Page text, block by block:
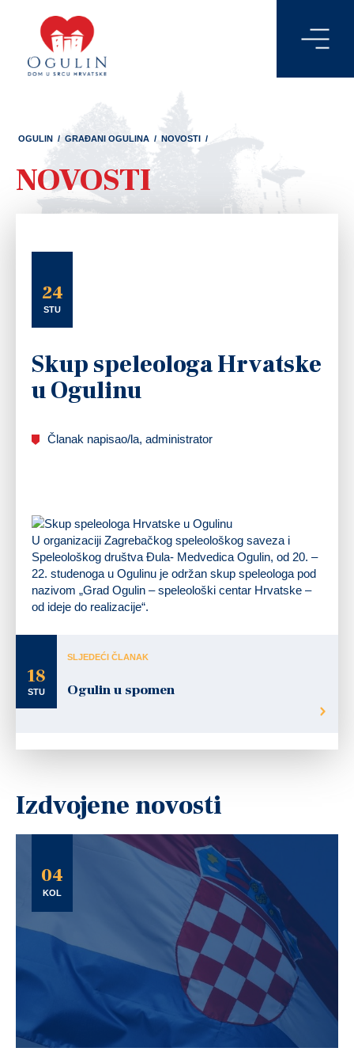
OGULIN / GRAĐANI OGULINA / NOVOSTI /
NOVOSTI
24
STU
Skup speleologa Hrvatske
u Ogulinu
Članak napisao/la, administrator
U organizaciji Zagrebačkog speleološkog saveza i
Speleološkog društva Đula- Medvedica Ogulin, od 20. –
22. studenoga u Ogulinu je održan skup speleologa pod
nazivom „Grad Ogulin – speleološki centar Hrvatske –
od ideje do realizacije“.
18
STU
SLJEDEĆI ČLANAK
Ogulin u spomen
Izdvojene novosti
04
KOL